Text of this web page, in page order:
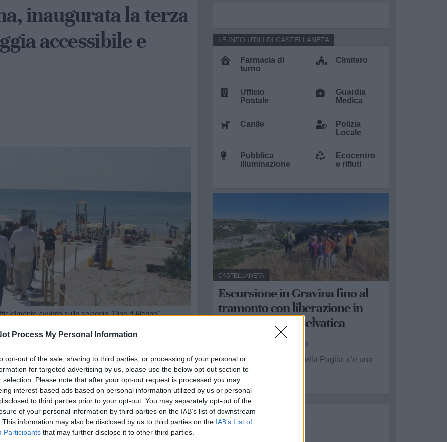
Process My Personal Information
opt-out of the sale, sharing to third parties, or processing of your personal or
for targeted advertising by us, please use the below opt-out section to
selection. Please note that after your opt-out request is processed you may
interest-based ads based on personal information utilized by us or personal
to third parties prior to your opt-out. You may separately opt-out of the
of your personal information by third parties on the IAB’s list of downstream
This information may also be disclosed by us to third parties on the IAB’s List of
Participants that may further disclose it to other third parties.
inaugurata la terza
accessibile e
avviato sulla spiaggia "Pino d'Aleppo"
ufficialmente avviato sulla spiaggia "Pino
su disposizione dell'amministrazione comunale,
barriere architettoniche, strutturato per l'utilizzo da
sindaco di Castellaneta Giambattista Di Pippa,
il consigliere regionale Giuseppe Fischetti, in
Antonio Decaro, e Pasquale Marinelli per
Farmacia di
turno
Cimitero
Ufficio
Postale
Guardia
Medica
Canile
Polizia
Locale
Pubblica
illuminazione
Ecocentro
e rifiuti
LE INFO UTILI DI CASTELLANETA
CASTELLANETA
Escursione in Gravina fino al
tramonto con liberazione in
natura di fauna selvatica
La Redazione - ven 31 luglio
Un tramonto nel ventre della Puglia: c’è una
nuova escursione ...